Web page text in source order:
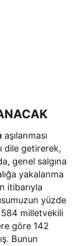
aşılanması
dile getirerek,
genel salgına
yakalanma
itibarıyla
yüzde
584 milletvekili
göre 142
Bunun